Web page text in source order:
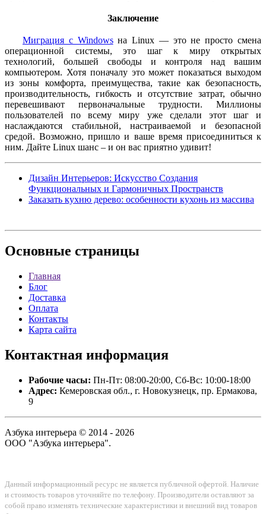
Заключение
Миграция с Windowsна Linux — это не просто смена
операционной системы, это шаг к миру открытых
технологий, большей свободы и контроля над вашим
компьютером. Хотя поначалу это может показаться выходом
из зоны комфорта, преимущества, такие как безопасность,
производительность, гибкость и отсутствие затрат, обычно
перевешивают первоначальные трудности. Миллионы
пользователей по всему миру уже сделали этот шаг и
наслаждаются стабильной, настраиваемой и безопасной
средой. Возможно, пришло и ваше время присоединиться к
ним. Дайте Linux шанс – и он вас приятно удивит!
Дизайн Интерьеров: Искусство Создания
Функциональных и Гармоничных Пространств
Заказать кухню дерево: особенности кухонь из массива
Основные страницы
Главная
Блог
Доставка
Оплата
Контакты
Карта сайта
Контактная информация
Рабочие часы: Пн-Пт: 08:00-20:00, Сб-Вс: 10:00-18:00
Адрес: Кемеровская обл., г. Новокузнецк, пр. Ермакова,
9
Азбука интерьера © 2014 - 2026
ООО "Азбука интерьера".
Данный информационный ресурс не является публичной офертой. Наличие
и стоимость товаров уточняйте по телефону. Производители оставляют за
собой право изменять технические характеристики и внешний вид товаров